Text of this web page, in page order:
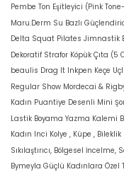
Pembe Ton Eşitleyici (Pink
Maru.Derm Su Bazlı
Delta Squat Pilates Jimnastik
Dekoratif Strafor Köpük Çıta (5
beaulis Drag It Inkpen Keçe
Regular Show Mordecai &
Kadın Puantiye Desenli Mini
Lastik Boyama Yazma Kalemi
Kadın Inci Kolye , Küpe ,
Sıkılaştırıcı, Bölgesel
Bymeyla Güçlü Kadınlara Özel